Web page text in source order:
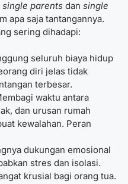
single parents dan single
apa saja tantangannya.
sering dihadapi:
seluruh biaya hidup
diri jelas tidak
terbesar.
waktu antara
dan urusan rumah
kewalahan. Peran
dukungan emosional
stres dan isolasi.
krusial bagi orang tua.